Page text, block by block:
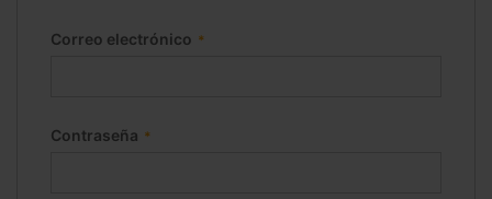
Correo electrónico
Contraseña